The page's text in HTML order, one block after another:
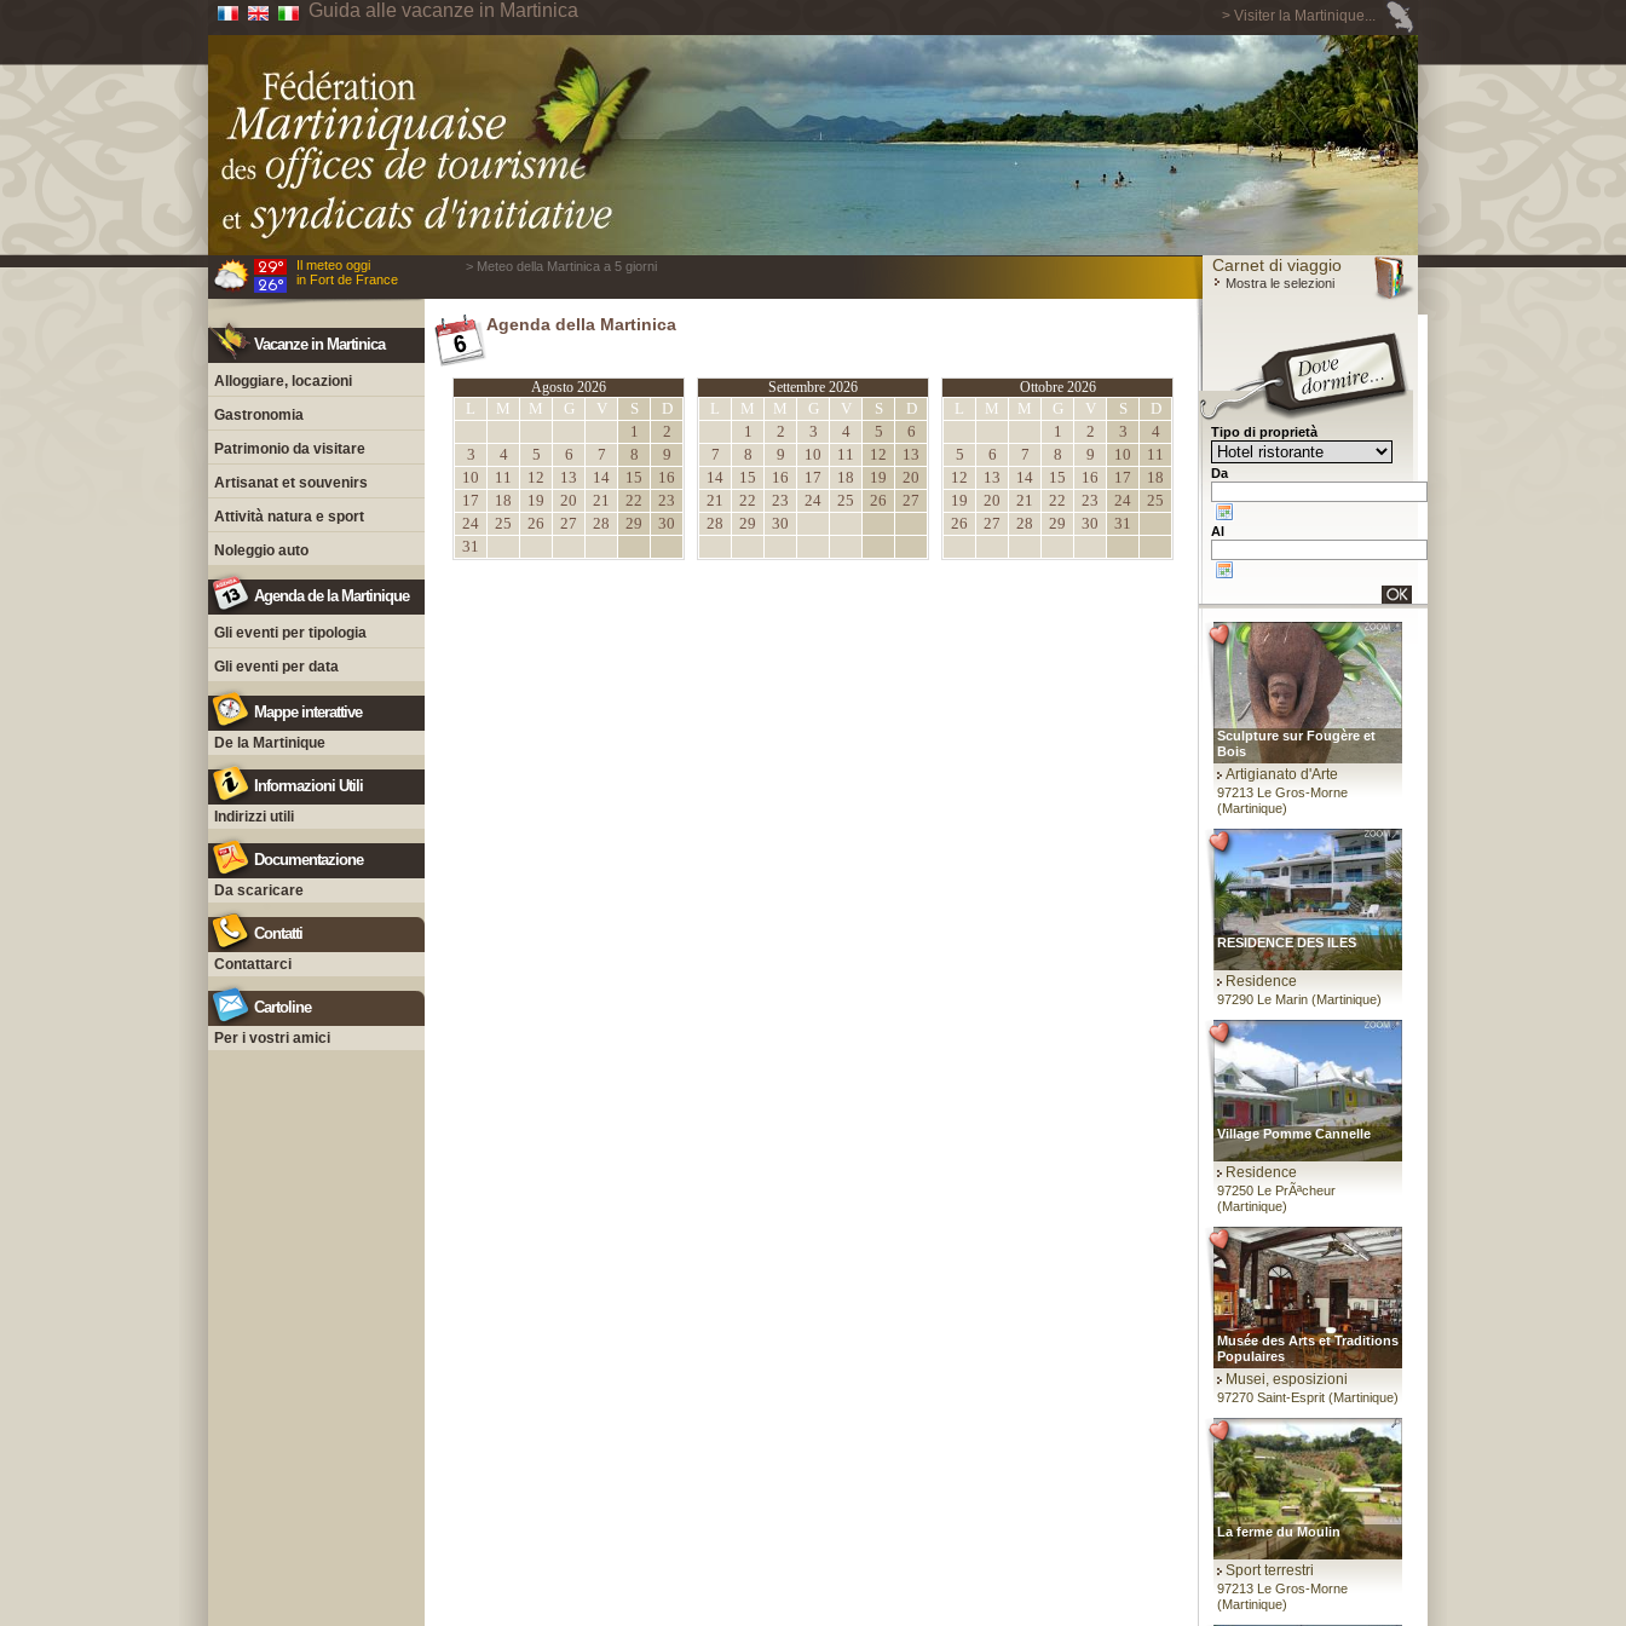
> Visiter la Martinique...
Guida alle vacanze in Martinica
Il meteo oggi
in Fort de France
> Meteo della Martinica a 5 giorni Carnet di viaggio
Mostra le selezioni
Vacanze in Martinica
Alloggiare, locazioni
Gastronomia
Patrimonio da visitare
Artisanat et souvenirs
Attività natura e sport
Noleggio auto
Agenda de la Martinique
Gli eventi per tipologia
Gli eventi per data
Mappe interattive
De la Martinique
Informazioni Utili
Indirizzi utili
Documentazione
Da scaricare
Contatti
Contattarci
Cartoline
Per i vostri amici
Agenda della Martinica
Agosto 2026
L M M G V S
D
1
2
3
4 5 6 7 8
9
10
11 12 13 14 15
16
17
18 19 20 21 22
23
24
25 26 27 28 29
30
31
Settembre 2026
L M M G V S
D
1
2 3 4 5
6
7
8 9 10 11 12
13
14
15 16 17 18 19
20
21
22 23 24 25 26
27
28
29 30
Ottobre 2026
L M M G V S
D
1
2 3
4
5
6 7 8 9 10
11
12
13 14 15 16 17
18
19
20 21 22 23 24
25
26
27 28 29 30 31
Tipo di proprietà
Da
Al
Sculpture sur Fougère et
Bois
Artigianato d'Arte
97213 Le Gros-Morne
(Martinique)
RESIDENCE DES ILES
Residence
97290 Le Marin (Martinique)
Village Pomme Cannelle
Residence
97250 Le PrÃªcheur
(Martinique)
Musée des Arts et Traditions
Populaires
Musei, esposizioni
97270 Saint-Esprit (Martinique)
La ferme du Moulin
Sport terrestri
97213 Le Gros-Morne
(Martinique)